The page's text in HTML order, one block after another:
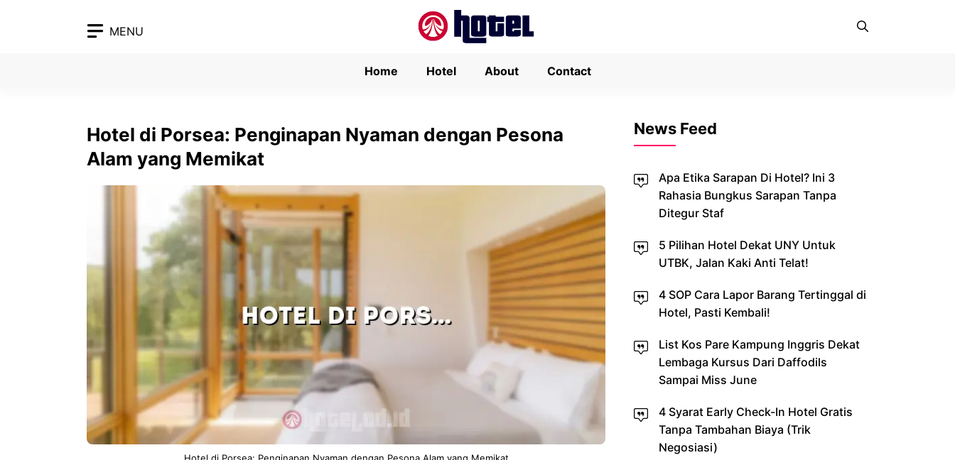
MENU
Home Hotel About Contact
Hotel di Porsea: Penginapan Nyaman dengan Pesona
Alam yang Memikat
News Feed
Apa Etika Sarapan Di Hotel? Ini 3
Rahasia Bungkus Sarapan Tanpa
Ditegur Staf
5 Pilihan Hotel Dekat UNY Untuk
UTBK, Jalan Kaki Anti Telat!
4 SOP Cara Lapor Barang Tertinggal di
Hotel, Pasti Kembali!
List Kos Pare Kampung Inggris Dekat
Lembaga Kursus Dari Daffodils
Sampai Miss June
4 Syarat Early Check-In Hotel Gratis
Tanpa Tambahan Biaya (Trik
Negosiasi)